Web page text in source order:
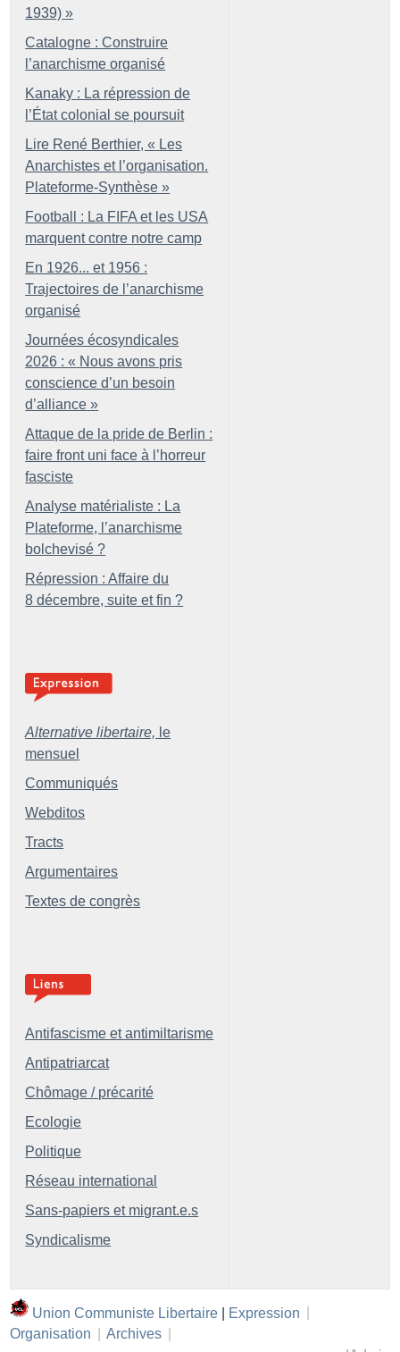
1939) »
Catalogne : Construire
l’anarchisme organisé
Kanaky : La répression de
l’État colonial se poursuit
Lire René Berthier, « Les
Anarchistes et l’organisation.
Plateforme-Synthèse »
Football : La FIFA et les USA
marquent contre notre camp
En 1926... et 1956 :
Trajectoires de l’anarchisme
organisé
Journées écosyndicales
2026 : « Nous avons pris
conscience d’un besoin
d’alliance »
Attaque de la pride de Berlin :
faire front uni face à l’horreur
fasciste
Analyse matérialiste : La
Plateforme, l’anarchisme
bolchevisé ?
Répression : Affaire du
8 décembre, suite et fin ?
Alternative libertaire, le
mensuel
Communiqués
Webditos
Tracts
Argumentaires
Textes de congrès
Antifascisme et antimiltarisme
Antipatriarcat
Chômage / précarité
Ecologie
Politique
Réseau international
Sans-papiers et migrant.e.s
Syndicalisme
Union Communiste Libertaire | Expression
Organisation
Archives